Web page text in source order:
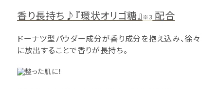
香り長持ち♪『環状オリゴ糖』※3 配合
ドーナツ型パウダー成分が香り成分を抱え込み、徐々
に放出することで香りが長持ち。